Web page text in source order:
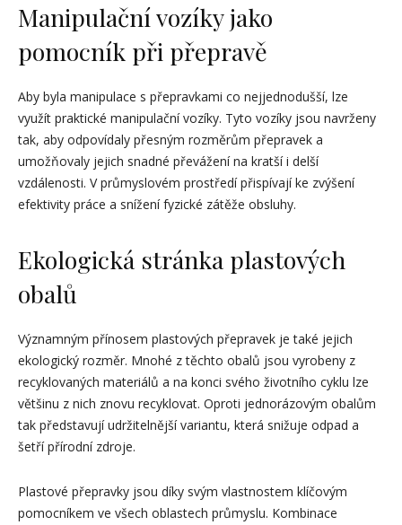
Manipulační vozíky jako
pomocník při přepravě
Aby byla manipulace s přepravkami co nejjednodušší, lze
využít praktické manipulační vozíky. Tyto vozíky jsou navrženy
tak, aby odpovídaly přesným rozměrům přepravek a
umožňovaly jejich snadné převážení na kratší i delší
vzdálenosti. V průmyslovém prostředí přispívají ke zvýšení
efektivity práce a snížení fyzické zátěže obsluhy.
Ekologická stránka plastových
obalů
Významným přínosem plastových přepravek je také jejich
ekologický rozměr. Mnohé z těchto obalů jsou vyrobeny z
recyklovaných materiálů a na konci svého životního cyklu lze
většinu z nich znovu recyklovat. Oproti jednorázovým obalům
tak představují udržitelnější variantu, která snižuje odpad a
šetří přírodní zdroje.
Plastové přepravky jsou díky svým vlastnostem klíčovým
pomocníkem ve všech oblastech průmyslu. Kombinace